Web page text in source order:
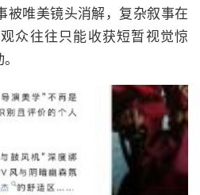
被唯美镜头消解，复杂叙事在
众往往只能收获短暂视觉惊